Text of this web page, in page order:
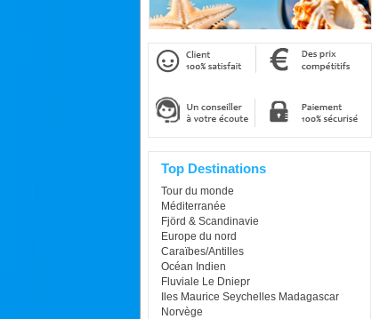
Top Destinations
Tour du monde
Méditerranée
Fjörd & Scandinavie
Europe du nord
Caraïbes/Antilles
Océan Indien
Fluviale Le Dniepr
Iles Maurice Seychelles Madagascar
Norvège